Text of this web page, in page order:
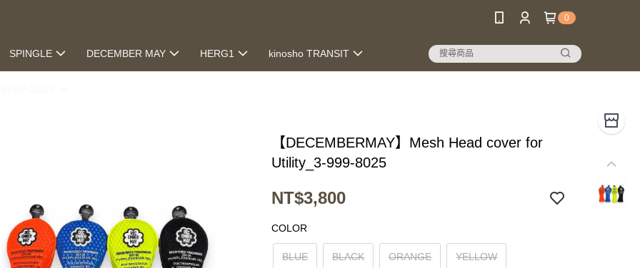
0
SPINGLE DECEMBER MAY HERG1 kinosho TRANSIT
【DECEMBERMAY】Mesh Head cover for
Utility_3-999-8025
NT$3,800
COLOR
BLUE BLACK ORANGE YELLOW